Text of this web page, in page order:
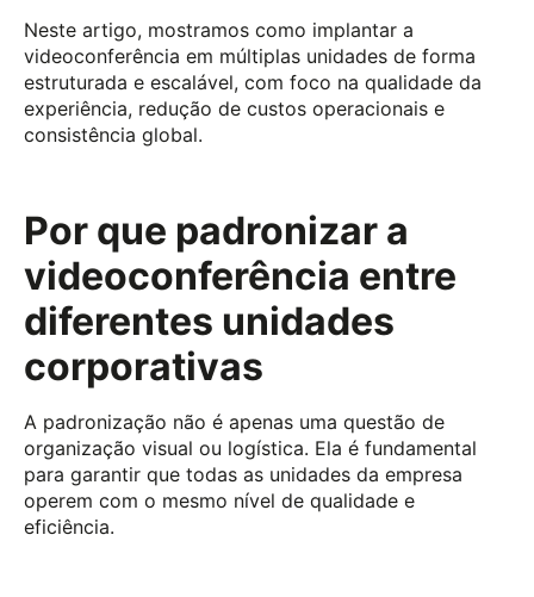
Neste artigo, mostramos como implantar a
videoconferência em múltiplas unidades de forma
estruturada e escalável, com foco na qualidade da
experiência, redução de custos operacionais e
consistência global.
Por que padronizar a
videoconferência entre
diferentes unidades
corporativas
A padronização não é apenas uma questão de
organização visual ou logística. Ela é fundamental
para garantir que todas as unidades da empresa
operem com o mesmo nível de qualidade e
eficiência.